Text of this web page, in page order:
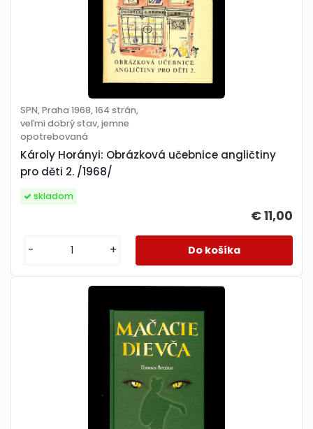
Károly Horányi: Obrázková učebnice angličtiny
pro děti 2. /1968/
SPN, Praha 1968, 164 strán,
veľmi dobrý stav, jemne
opotrebovaná
€ 11,00
skladom
- +